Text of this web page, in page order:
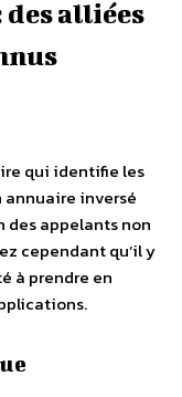
alliées
qui identifie les
annuaire inversé
appelants non
cependant qu’il y
à prendre en